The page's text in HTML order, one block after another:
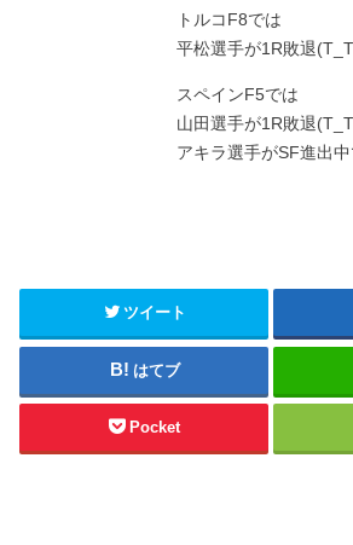
トルコF8では
平松選手が1R敗退
スペインF5では
山田選手が1R敗退
アキラ選手がSF進出中
ツイート
はてブ
Pocket